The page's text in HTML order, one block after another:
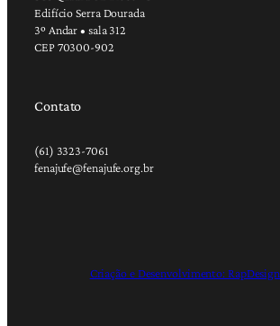
Edifício Serra Dourada
3º Andar • sala 312
CEP 70300-902
Contato
(61) 3323-7061
fenajufe@fenajufe.org.br
Criação e Desenvolvimento: RapDesign